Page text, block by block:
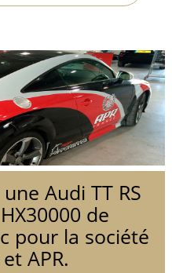
Audi TT RS
de
pour la société
APR.